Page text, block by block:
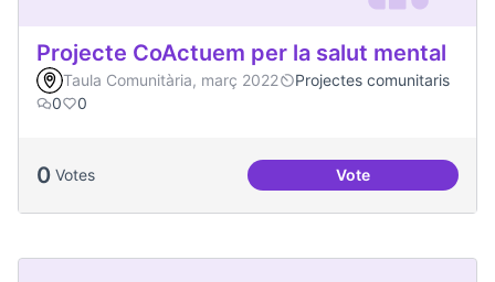
Projecte CoActuem per la salut mental
Taula Comunitària, març 2022
Projectes comunitaris
0
0
0 Votes VoteProjecte